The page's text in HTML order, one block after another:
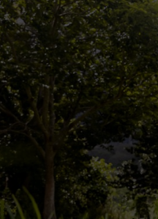
uma questão de estética: é uma
denso, saudável e a eliminar
se deve cortar a relva?
na primavera. Se a relva
influência sobre a frequência
passo que, para um relvado
bastar uma vez por semana.